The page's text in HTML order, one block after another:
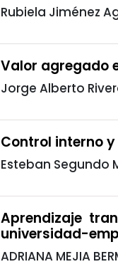
Rubiela Jiménez
Valor agregado
Jorge Alberto
Control interno
Esteban Segundo
Aprendizaje
universidad-
ADRIANA MEJIA